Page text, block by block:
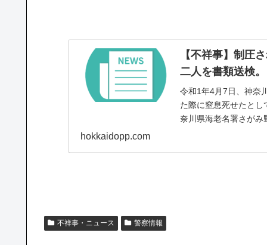
【不祥事】制圧
二人を書類送検。
令和1年4月7日、神奈
た際に窒息死せたと
奈川県海老名署さがみ
hokkaidopp.com
不祥事・ニュース 警察情報